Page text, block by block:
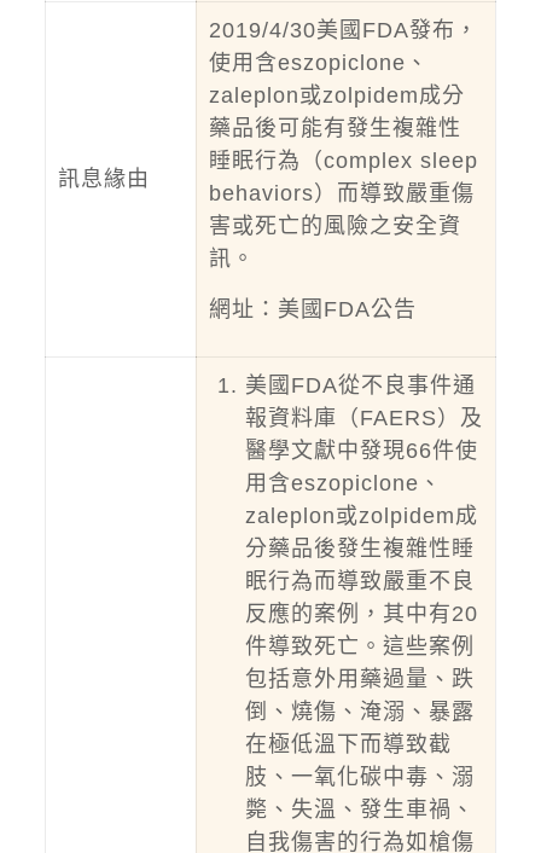
訊息緣由
2019/4/30美國FDA發布，
使用含eszopiclone、
zaleplon或zolpidem成分
藥品後可能有發生複雜性
睡眠行為（complex sleep
behaviors）而導致嚴重傷
害或死亡的風險之安全資
訊。
網址： 美國FDA公告
美國FDA從不良事件通
報資料庫（FAERS）及
醫學文獻中發現66件使
用含eszopiclone、
zaleplon或zolpidem成
分藥品後發生複雜性睡
眠行為而導致嚴重不良
反應的案例，其中有20
件導致死亡。這些案例
包括意外用藥過量、跌
倒、燒傷、淹溺、暴露
在極低溫下而導致截
肢、一氧化碳中毒、溺
斃、失溫、發生車禍、
自我傷害的行為如槍傷